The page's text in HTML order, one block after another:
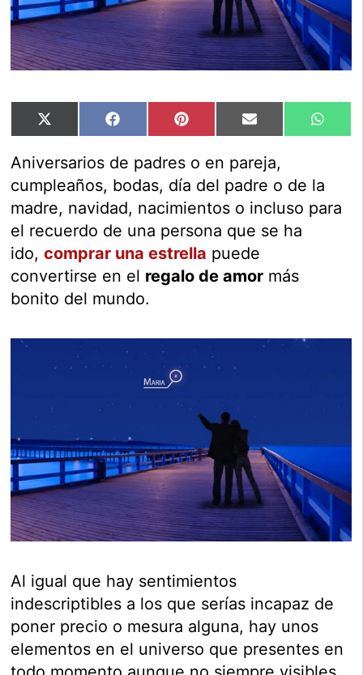
Compartir
en
X
(Twitter)
Compartir
en
Facebook Compartir
en
Pinterest Compartir
en
Email
en
Aniversarios de padres o en pareja,
cumpleaños, bodas, día del padre o de la
madre, navidad, nacimientos o incluso para
el recuerdo de una persona que se ha
ido,comprar una estrella puede
convertirse en el regalo de amor más
bonito del mundo.
Al igual que hay sentimientos
indescriptibles a los que serías incapaz de
poner precio o mesura alguna, hay unos
elementos en el universo que presentes en